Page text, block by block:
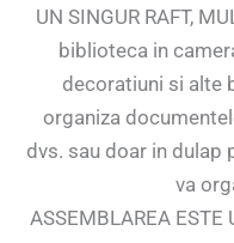
UN SINGUR RAFT,
biblioteca in
decoratiuni si alte
organiza
dvs. sau doar in dulap
va
ASSEMBLAREA